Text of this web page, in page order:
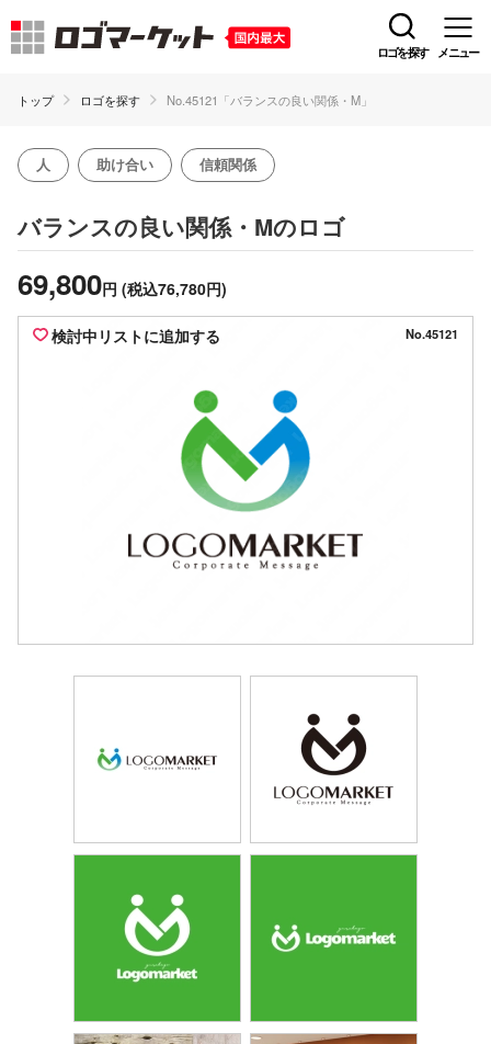
ロゴを探す メニュー
トップ ロゴを探す No.45121「バランスの良い関係・M」
人 助け合い 信頼関係
バランスの良い関係・Mのロゴ
69,800円 (税込76,780円)
検討中リストに追加する No.45121